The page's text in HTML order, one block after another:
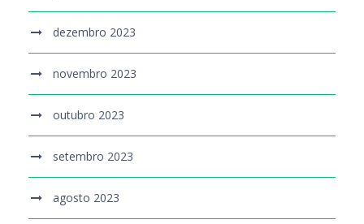
dezembro 2023
novembro 2023
outubro 2023
setembro 2023
agosto 2023